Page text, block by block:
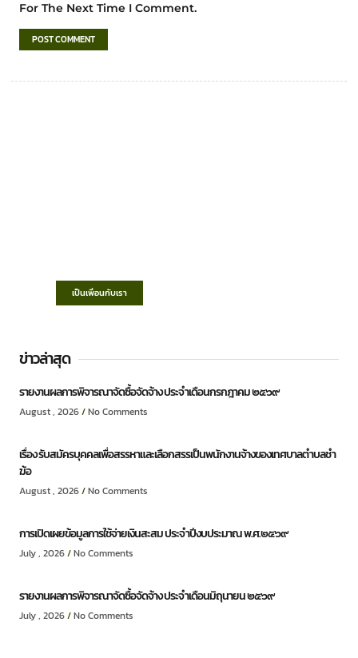
For The Next Time I Comment.
เป็นเพื่อนกับเรา
ข่าวล่าสุด
รายงานผลการพิจารณาจัดซื้อจัดจ้าง ประจำเดือนกรกฎาคม ๒๕๖๙
August , 2026 No Comments
เรื่อง รับสมัครบุคคลเพื่อสรรหาและเลือกสรรเป็นพนักงานจ้างของเทศบาลตำบลชำ
ฆ้อ
August , 2026 No Comments
การเปิดเผยข้อมูลการใช้จ่ายเงินสะสม ประจำปีงบประมาณ พ.ศ.๒๕๖๙
July , 2026 No Comments
รายงานผลการพิจารณาจัดซื้อจัดจ้าง ประจำเดือนมิถุนายน ๒๕๖๙
July , 2026 No Comments